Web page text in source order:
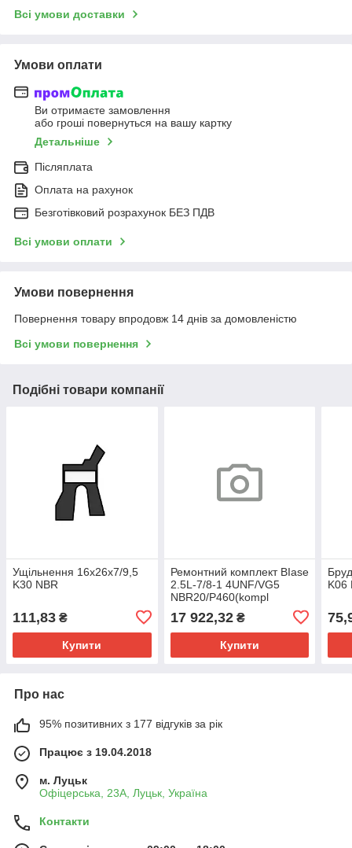
Всі умови доставки
Умови оплати
Ви отримаєте замовлення
або гроші повернуться на вашу картку
Детальніше
Післяплата
Оплата на рахунок
Безготівковий розрахунок БЕЗ ПДВ
Всі умови оплати
Умови повернення
Повернення товару впродовж 14 днів за домовленістю
Всі умови повернення
Подібні товари компанії
Ущільнення 16х26х7/9,5
K30 NBR
111,83 ₴
Купити
Ремонтний комплект BIase
2.5L-7/8-1 4UNF/VG5
NBR20/P460(kompl
17 922,32₴
Купити
K06
Про нас
95% позитивних з 177 відгуків за рік
Працює з 19.04.2018
м. Луцьк
Офіцерська, 23А, Луцьк, Україна
Контакти